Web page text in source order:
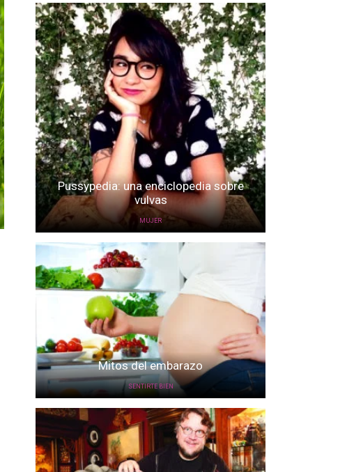
Pussypedia: una enciclopedia sobre
vulvas
MUJER
Mitos del embarazo
SENTIRTE BIEN